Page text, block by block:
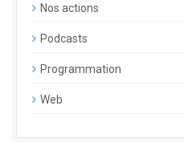
Nos actions
Podcasts
Programmation
Web